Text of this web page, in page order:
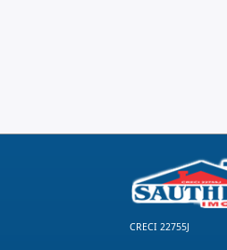
CRECI 22755J